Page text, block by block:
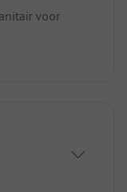
voor